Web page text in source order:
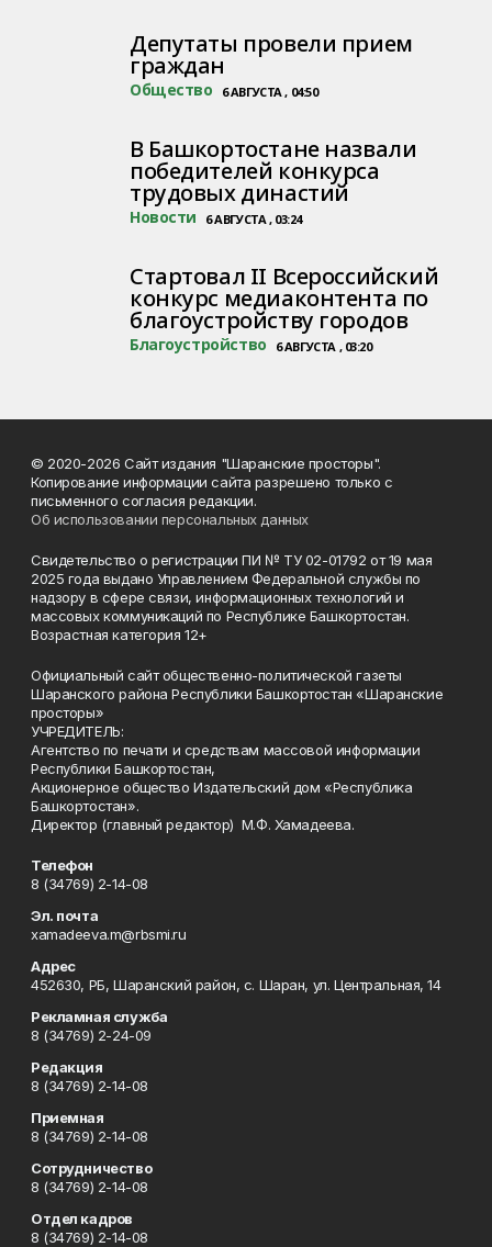
Депутаты провели прием
граждан
Общество 6 АВГУСТА , 04:50
В Башкортостане назвали
победителей конкурса
трудовых династий
Новости 6 АВГУСТА , 03:24
Стартовал II Всероссийский
конкурс медиаконтента по
благоустройству городов
Благоустройство 6 АВГУСТА , 03:20
© 2020-2026 Сайт издания "Шаранские просторы".
Копирование информации сайта разрешено только с
письменного согласия редакции.
Об использовании персональных данных
Свидетельство о регистрации ПИ № ТУ 02-01792 от 19 мая
2025 года выдано Управлением Федеральной службы по
надзору в сфере связи, информационных технологий и
массовых коммуникаций по Республике Башкортостан.
Возрастная категория 12+
Официальный сайт общественно-политической газеты
Шаранского района Республики Башкортостан «Шаранские
просторы»
УЧРЕДИТЕЛЬ:
Агентство по печати и средствам массовой информации
Республики Башкортостан,
Акционерное общество Издательский дом «Республика
Башкортостан».
Директор (главный редактор) М.Ф. Хамадеева.
Телефон
8 (34769) 2-14-08
Эл. почта
xamadeeva.m@rbsmi.ru
Адрес
452630, РБ, Шаранский район, с. Шаран, ул. Центральная, 14
Рекламная служба
8 (34769) 2-24-09
Редакция
8 (34769) 2-14-08
Приемная
8 (34769) 2-14-08
Сотрудничество
8 (34769) 2-14-08
Отдел кадров
8 (34769) 2-14-08